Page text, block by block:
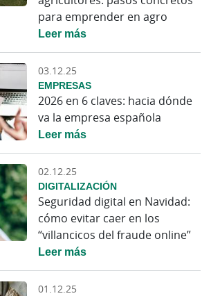
para emprender en agro
Leer más
03.12.25
EMPRESAS
2026 en 6 claves: hacia dónde
va la empresa española
Leer más
02.12.25
DIGITALIZACIÓN
Seguridad digital en Navidad:
cómo evitar caer en los
“villancicos del fraude online”
Leer más
01.12.25